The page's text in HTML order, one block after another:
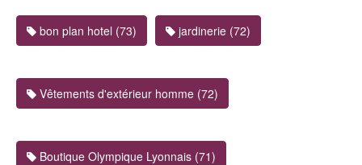
bon plan hotel (73) jardinerie (72)
Vêtements d'extérieur homme (72)
Boutique Olympique Lyonnais (71)